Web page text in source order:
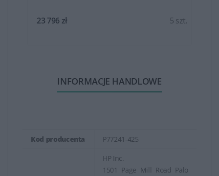
23 796 zł 5 szt.
INFORMACJE HANDLOWE
Kod producenta P77241-425
HP Inc.
1501 Page Mill Road Palo